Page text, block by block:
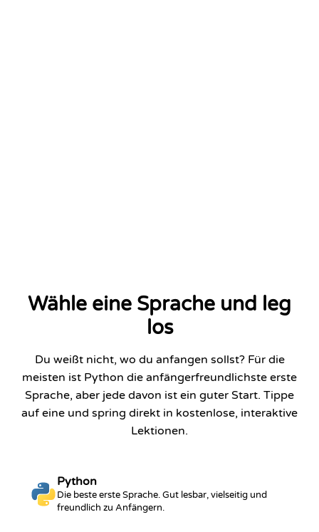
Wähle eine Sprache und leg
los
Du weißt nicht, wo du anfangen sollst? Für die
meisten ist Python die anfängerfreundlichste erste
Sprache, aber jede davon ist ein guter Start. Tippe
auf eine und spring direkt in kostenlose, interaktive
Lektionen.
Python
Die beste erste Sprache. Gut lesbar, vielseitig und
freundlich zu Anfängern.